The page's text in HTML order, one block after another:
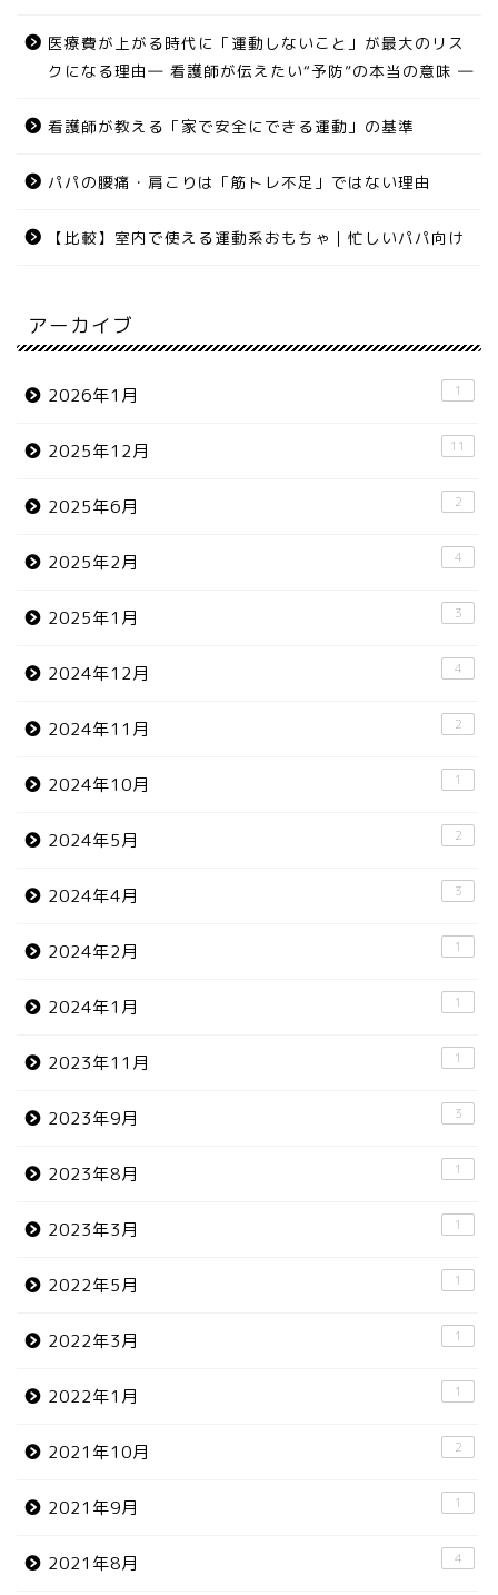
医療費が上がる時代に「運動しないこと」が最大のリス
クになる理由― 看護師が伝えたい“予防”の本当の意味 ―
看護師が教える「家で安全にできる運動」の基準
パパの腰痛・肩こりは「筋トレ不足」ではない理由
【比較】室内で使える運動系おもちゃ｜忙しいパパ向け
アーカイブ
2026年1月 1
2025年12月 11
2025年6月 2
2025年2月 4
2025年1月 3
2024年12月 4
2024年11月 2
2024年10月 1
2024年5月 2
2024年4月 3
2024年2月 1
2024年1月 1
2023年11月 1
2023年9月 3
2023年8月 1
2023年3月 1
2022年5月 1
2022年3月 1
2022年1月 1
2021年10月 2
2021年9月 1
2021年8月 4